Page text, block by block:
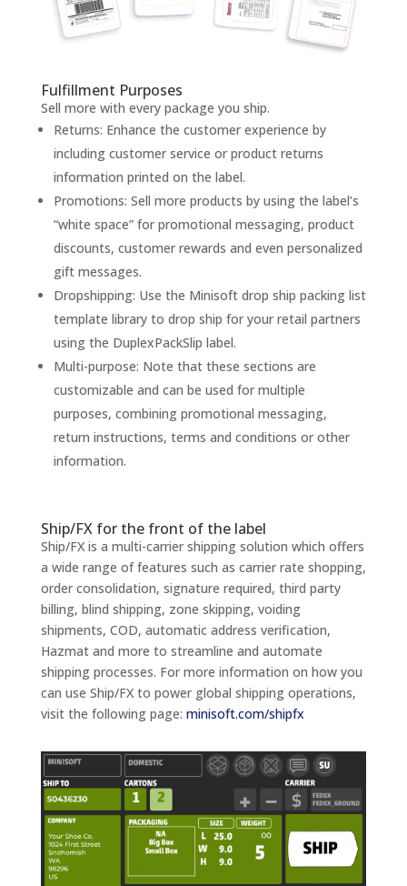
Fulfillment Purposes
Sell more with every package you ship.
Returns: Enhance the customer experience by
including customer service or product returns
information printed on the label.
Promotions: Sell more products by using the label’s
“white space” for promotional messaging, product
discounts, customer rewards and even personalized
gift messages.
Dropshipping: Use the Minisoft drop ship packing list
template library to drop ship for your retail partners
using the DuplexPackSlip label.
Multi-purpose: Note that these sections are
customizable and can be used for multiple
purposes, combining promotional messaging,
return instructions, terms and conditions or other
information.
Ship/FX for the front of the label
Ship/FX is a multi-carrier shipping solution which offers
a wide range of features such as carrier rate shopping,
order consolidation, signature required, third party
billing, blind shipping, zone skipping, voiding
shipments, COD, automatic address verification,
Hazmat and more to streamline and automate
shipping processes. For more information on how you
can use Ship/FX to power global shipping operations,
visit the following page: minisoft.com/shipfx